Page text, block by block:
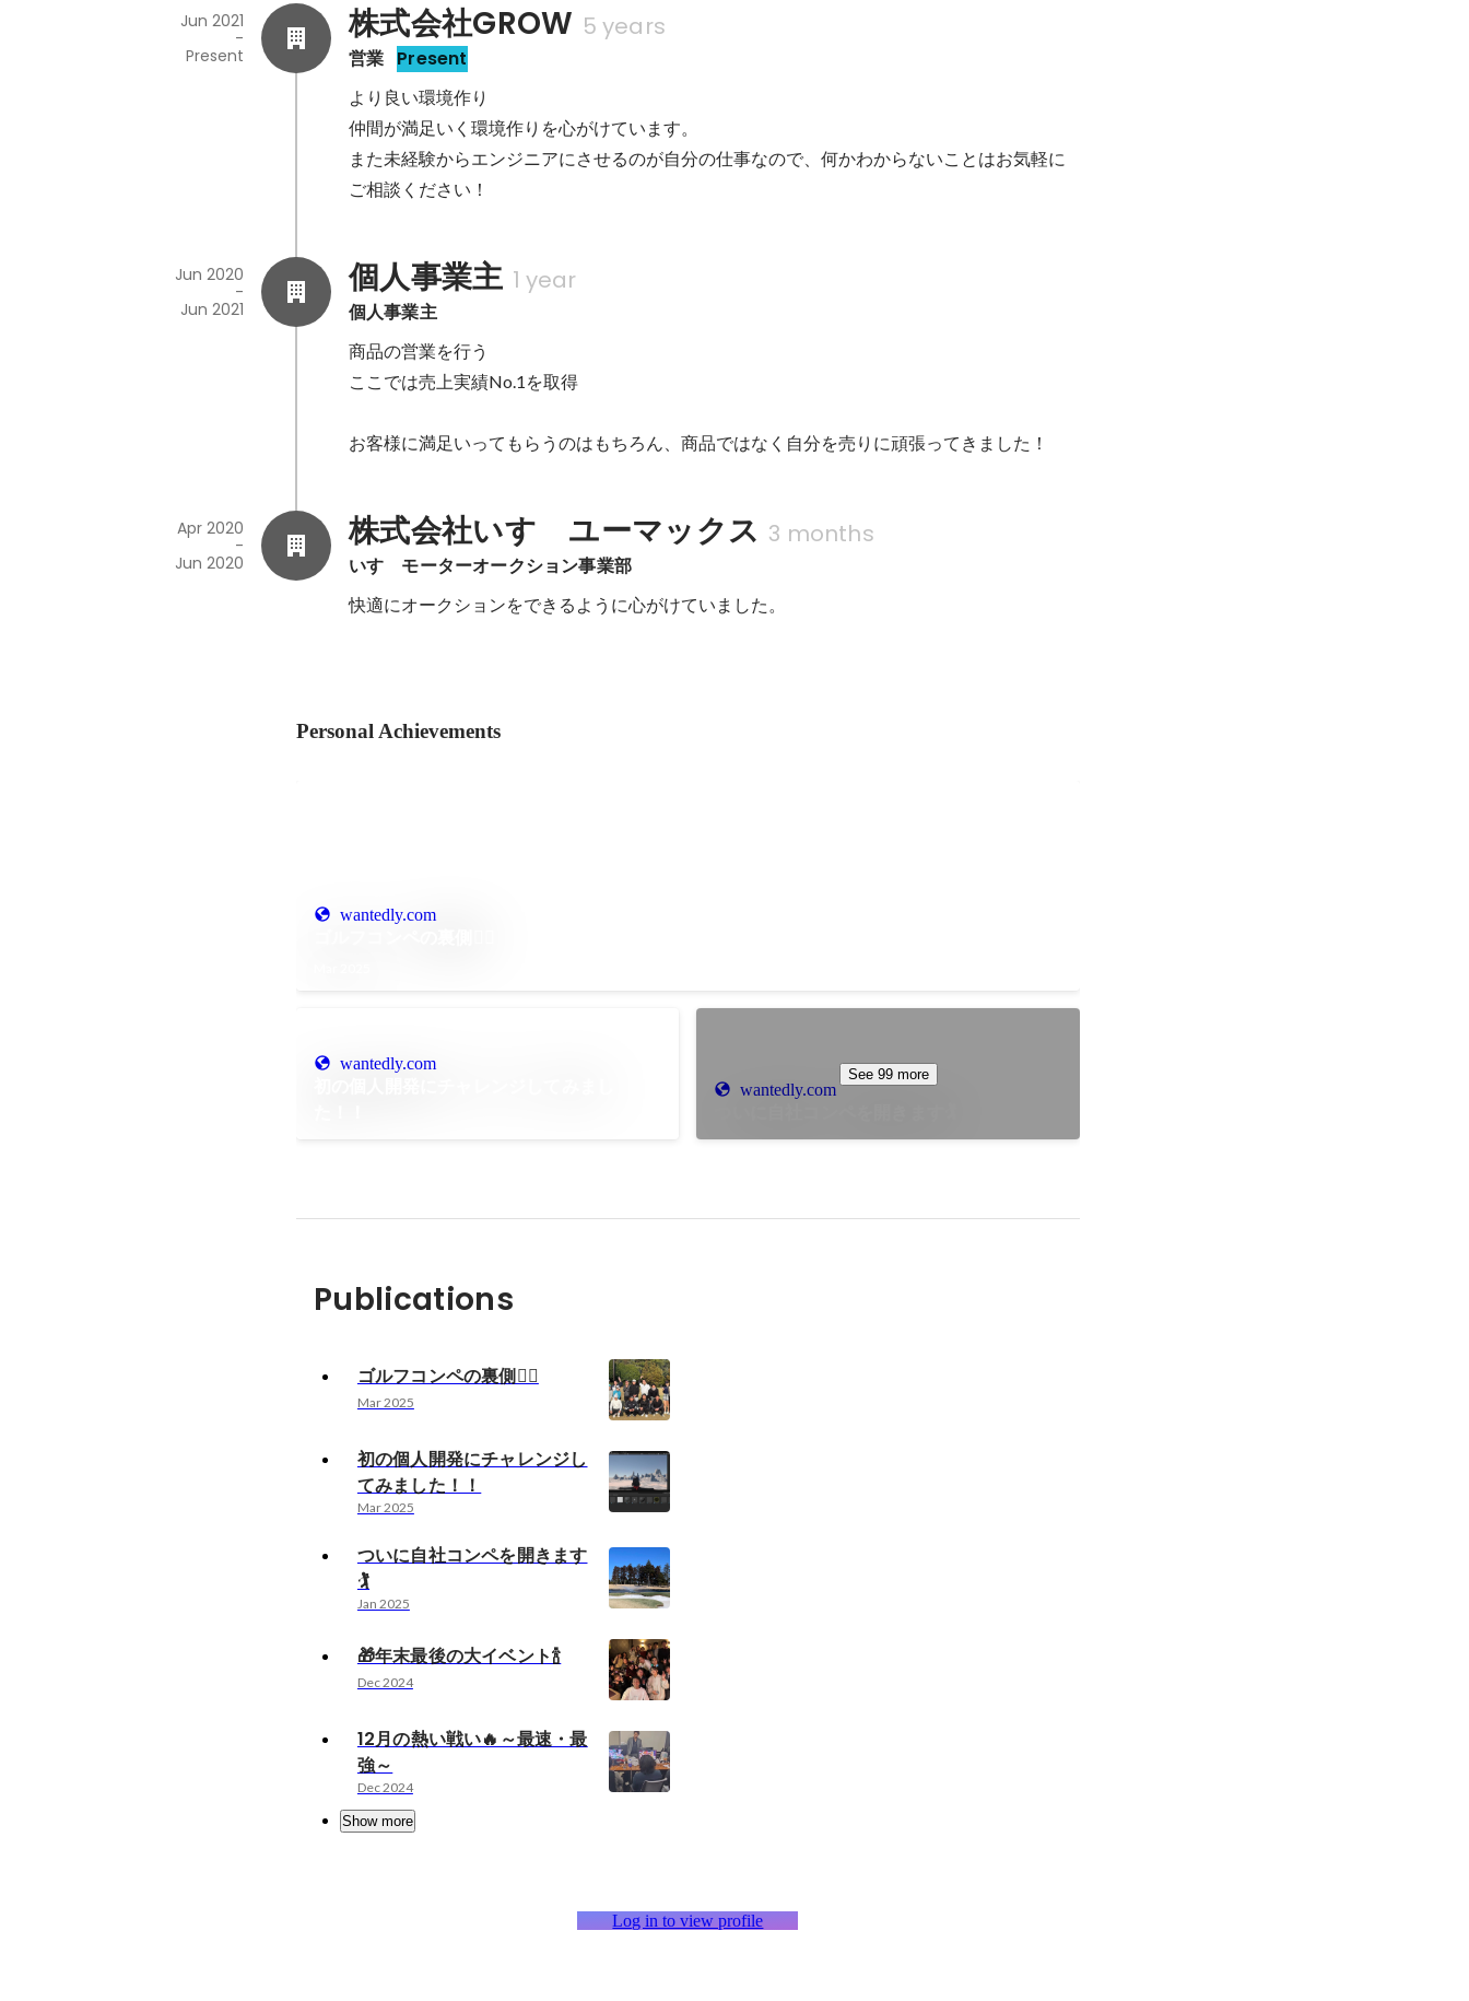
株式会社GROW 5 years
営業 Present
Jun 2021
-
Present
より良い環境作り
仲間が満足いく環境作りを心がけています。
また未経験からエンジニアにさせるのが自分の仕事なので、何かわからないことはお気軽に
ご相談ください！
個人事業主 1 year
個人事業主
Jun 2020
-
Jun 2021
商品の営業を行う
ここでは売上実績No.1を取得
お客様に満足いってもらうのはもちろん、商品ではなく自分を売りに頑張ってきました！
株式会社いすゞユーマックス 3 months
いすゞモーターオークション事業部
Apr 2020
-
Jun 2020
快適にオークションをできるように心がけていました。
Personal Achievements
wantedly.com
wantedly.com
wantedly.com
See 99 more
Publications
ゴルフコンペの裏側🏌️‍♀️
Mar 2025
初の個人開発にチャレンジし
てみました！！
Mar 2025
ついに自社コンペを開きます
🏌️
Jan 2025
🎁年末最後の大イベント🍾
Dec 2024
12月の熱い戦い🔥～最速・最
強～
Dec 2024
Show more
Log in to view profile